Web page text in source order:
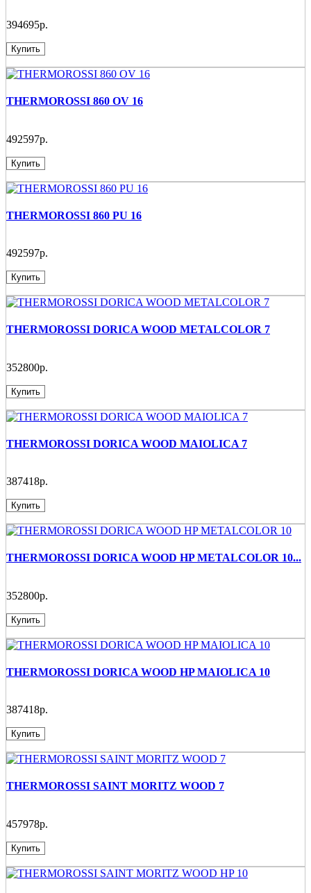
394695р.
Купить
THERMOROSSI 860 OV 16
492597р.
Купить
THERMOROSSI 860 PU 16
492597р.
Купить
THERMOROSSI DORICA WOOD METALCOLOR 7
352800р.
Купить
THERMOROSSI DORICA WOOD MAIOLICA 7
387418р.
Купить
THERMOROSSI DORICA WOOD HP METALCOLOR 10...
352800р.
Купить
THERMOROSSI DORICA WOOD HP MAIOLICA 10
387418р.
Купить
THERMOROSSI SAINT MORITZ WOOD 7
457978р.
Купить